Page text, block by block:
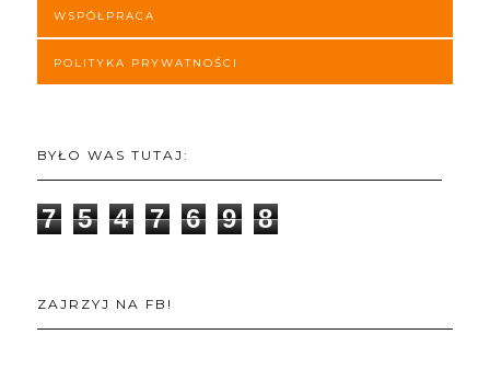
WSPÓŁPRACA
POLITYKA PRYWATNOŚCI
BYŁO WAS TUTAJ:
7 5 4 7 6 9 8
ZAJRZYJ NA FB!